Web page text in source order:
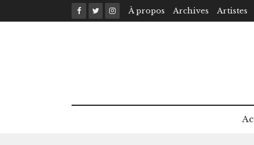
to
À propos Archives Artistes